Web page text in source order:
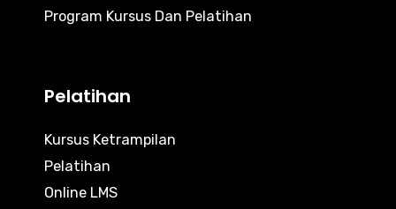
Program Kursus Dan Pelatihan
Pelatihan
Kursus Ketrampilan
Pelatihan
Online LMS